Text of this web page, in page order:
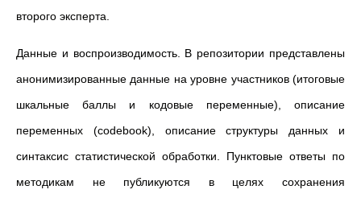
второго эксперта.
Данные и воспроизводимость. В репозитории представлены
анонимизированные данные на уровне участников (итоговые
шкальные баллы и кодовые переменные), описание
переменных (codebook), описание структуры данных и
синтаксис статистической обработки. Пунктовые ответы по
методикам не публикуются в целях сохранения